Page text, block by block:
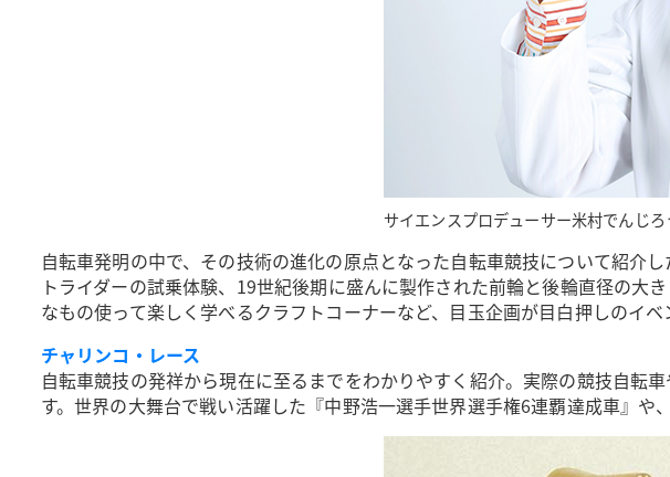
サイエンスプロデューサー米村でんじろ
自転車発明の中で、その技術の進化の原点となった自転車競技について紹介
トライダーの試乗体験、19世紀後期に盛んに製作された前輪と後輪直径の
なもの使って楽しく学べるクラフトコーナーなど、目玉企画が目白押しのイベ
チャリンコ・レース
自転車競技の発祥から現在に至るまでをわかりやすく紹介。実際の競技自転
す。世界の大舞台で戦い活躍した『中野浩一選手世界選手権6連覇達成車』や